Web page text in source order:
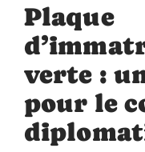
Plaque
verte :
pour le